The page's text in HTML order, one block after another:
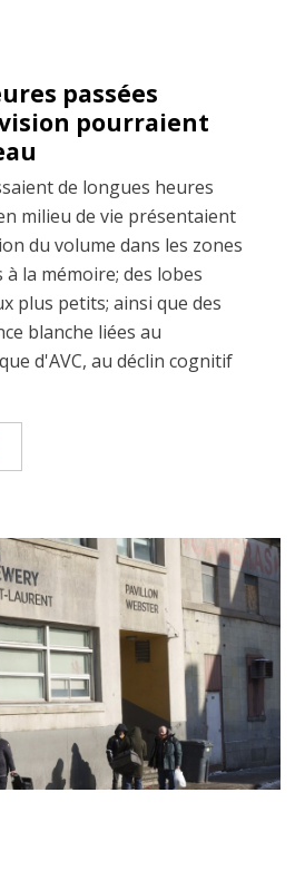
passées
pourraient
de longues heures
milieu de vie présentaient
du volume dans les zones
la mémoire; des lobes
plus petits; ainsi que des
blanche liées au
d'AVC, au déclin cognitif